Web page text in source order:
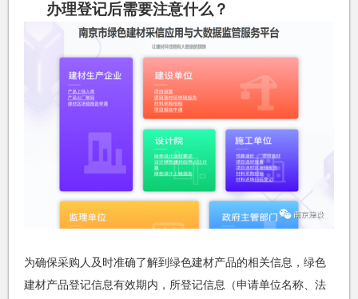
办理登记后需要注意什么？
为确保采购人及时准确了解到绿色建材产品的相关信息，绿色
建材产品登记信息有效期内，所登记信息（申请单位名称、法